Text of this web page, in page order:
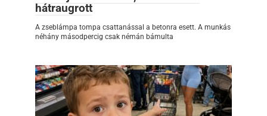
hátraugrott
A zseblámpa tompa csattanással a betonra esett. A munkás
néhány másodpercig csak némán bámulta